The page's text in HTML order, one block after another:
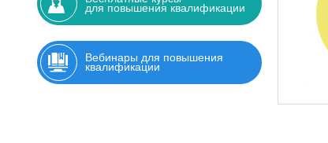
для повышения квалификации
Вебинары для повышения
квалификации